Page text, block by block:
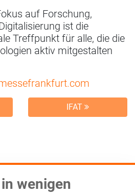
auf Forschung,
ist die
Treffpunkt für alle, die die
aktiv mitgestalten
IFAT
wenigen